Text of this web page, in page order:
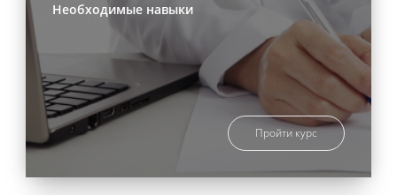
Необходимые навыки
Пройти курс